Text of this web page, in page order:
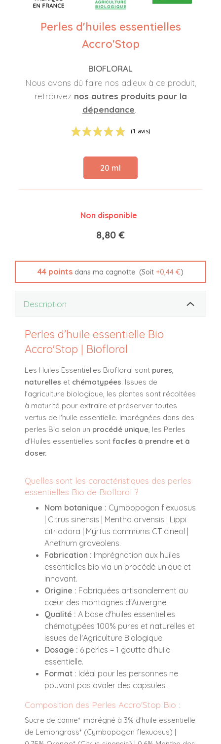
Perles d'huiles essentielles
Accro'Stop
BIOFLORAL
Nous avons dû faire nos adieux à ce produit,
retrouvez nos autres produits pour la
dépendance.
(1 avis)
20 ml
Non disponible
8,80 €
44 points dans ma cagnotte (Soit +0,44 €)
Description
Perles d'huile essentielle Bio
Accro'Stop | Biofloral
Les Huiles Essentielles Biofloral sont pures,
naturelles et chémotypées. Issues de
l'agriculture biologique, les plantes sont récoltées
à maturité pour extraire et préserver toutes
vertus de l'huile essentielle. Imprégnées dans des
perles Bio selon un procédé unique, les Perles
d'Huiles essentielles sont faciles à prendre et à
doser.
Quelles sont les caractéristiques des perles
essentielles Bio de Biofloral ?
Nom botanique : Cymbopogon flexuosus
| Citrus sinensis | Mentha arvensis | Lippi
citriodora | Myrtus communis CT cineol |
Anethum graveolens.
Fabrication : Imprégnation aux huiles
essentielles bio via un procédé unique et
innovant.
Origine : Fabriquées artisanalement au
cœur des montagnes d'Auvergne.
Qualité : A base d'huiles essentielles
chémotypées 100% pures et naturelles et
issues de l'Agriculture Biologique.
Dosage : 6 perles = 1 goutte d'huile
essentielle.
Format : Idéal pour les personnes ne
pouvant pas avaler des capsules.
Composition des Perles Accro'Stop Bio :
Sucre de canne* imprégné à 3% d'huile essentielle
de Lemongrass* (Cymbopogon flexuosus) |